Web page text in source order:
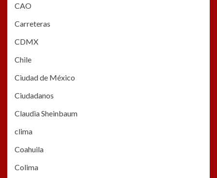
CAO
Carreteras
CDMX
Chile
Ciudad de México
Ciudadanos
Claudia Sheinbaum
clima
Coahuila
Colima